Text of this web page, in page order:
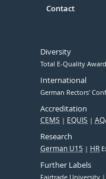
Contact
Diversity
Total E-Quality Award
International
German Rectors'
Accreditation
CEMS EQUIS
Research
German U15 HR
Further Labels
Fairtrade University